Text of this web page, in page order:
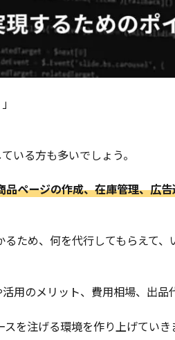
いる方も多いでしょう。
ページの作成、在庫管理、広
ため、何を代行してもらえて
用のメリット、費用相場、出品
を注げる環境を作り上げていき